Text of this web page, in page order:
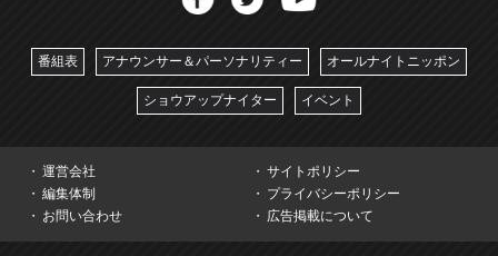
番組表 アナウンサー＆パーソナリティー オールナイトニッポン
ショウアップナイター イベント
運営会社
サイトポリシー
編集体制
プライバシーポリシー
お問い合わせ
広告掲載について